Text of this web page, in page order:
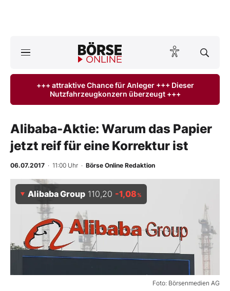
ktuelle Ausgabe BÖRSE ONLINE lesen
Anlageprodukte
Finanz-Check
BO-Musterdepots
Experten
Mein B:O
+++ attraktive Chance für Anleger +++ Dieser
Nutzfahrzeugkonzern überzeugt +++
Alibaba-Aktie: Warum das Papier
jetzt reif für eine Korrektur ist
06.07.2017 · 11:00 Uhr · Börse Online Redaktion
Foto: Börsenmedien AG
Alibaba Group 110,20 -1,08 %